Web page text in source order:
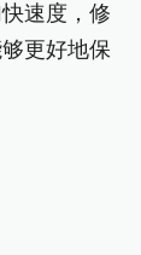
速度，修
更好地保